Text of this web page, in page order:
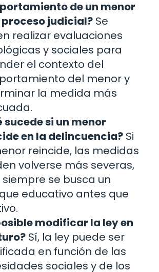
de un menor
proceso judicial? Se
realizar evaluaciones
y sociales para
el contexto del
del menor y
la medida más
sucede si un menor
en la delincuencia? Si
reincide, las medidas
volverse más severas,
se busca un
educativo antes que
modificar la ley en
Sí, la ley puede ser
en función de las
sociales y de los